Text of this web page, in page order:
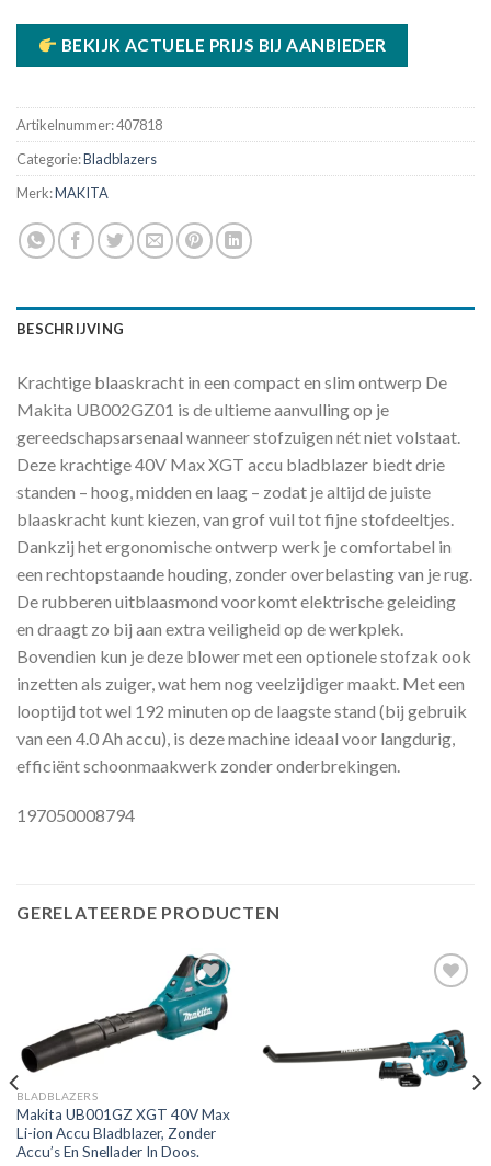
BEKIJK ACTUELE PRIJS BIJ AANBIEDER
Artikelnummer:407818
Categorie:Bladblazers
Merk:MAKITA
BESCHRIJVING
Krachtige blaaskracht in een compact en slim ontwerp De
Makita UB002GZ01 is de ultieme aanvulling op je
gereedschapsarsenaal wanneer stofzuigen nét niet volstaat.
Deze krachtige 40V Max XGT accu bladblazer biedt drie
standen – hoog, midden en laag – zodat je altijd de juiste
blaaskracht kunt kiezen, van grof vuil tot fijne stofdeeltjes.
Dankzij het ergonomische ontwerp werk je comfortabel in
een rechtopstaande houding, zonder overbelasting van je rug.
De rubberen uitblaasmond voorkomt elektrische geleiding
en draagt zo bij aan extra veiligheid op de werkplek.
Bovendien kun je deze blower met een optionele stofzak ook
inzetten als zuiger, wat hem nog veelzijdiger maakt. Met een
looptijd tot wel 192 minuten op de laagste stand (bij gebruik
van een 4.0 Ah accu), is deze machine ideaal voor langdurig,
efficiënt schoonmaakwerk zonder onderbrekingen.
197050008794
GERELATEERDE PRODUCTEN
Toevoegen
BLADBLAZERS
Makita UB001GZ XGT 40V Max
Li-ion Accu Bladblazer, Zonder
Accu’s En Snellader In Doos.
Toevoegen
aan
verlanglijst